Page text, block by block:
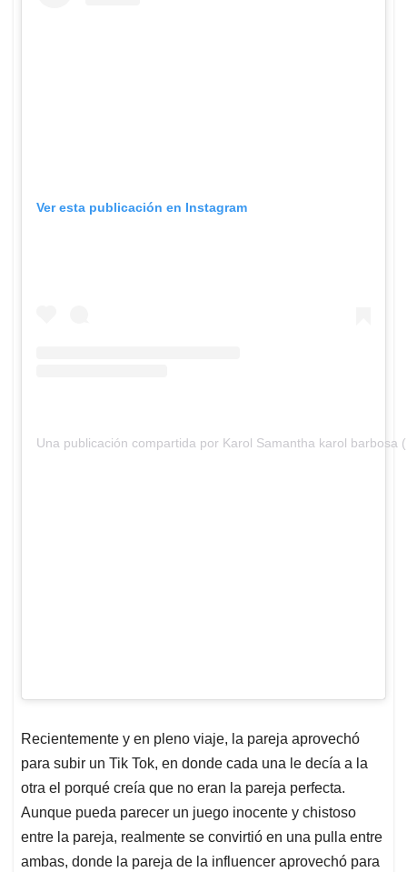
Ver esta publicación en Instagram
Una publicación compartida por Karol Samantha karol barbosa
Recientemente y en pleno viaje, la pareja aprovechó
para subir un Tik Tok, en donde cada una le decía a la
otra el porqué creía que no eran la pareja perfecta.
Aunque pueda parecer un juego inocente y chistoso
entre la pareja, realmente se convirtió en una pulla entre
ambas, donde la pareja de la influencer aprovechó para